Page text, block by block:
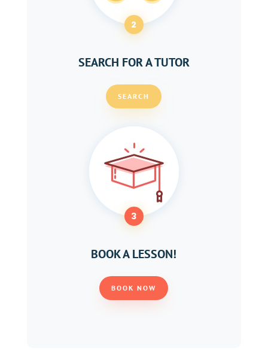
2
SEARCH FOR A TUTOR
SEARCH
3
BOOK A LESSON!
BOOK NOW